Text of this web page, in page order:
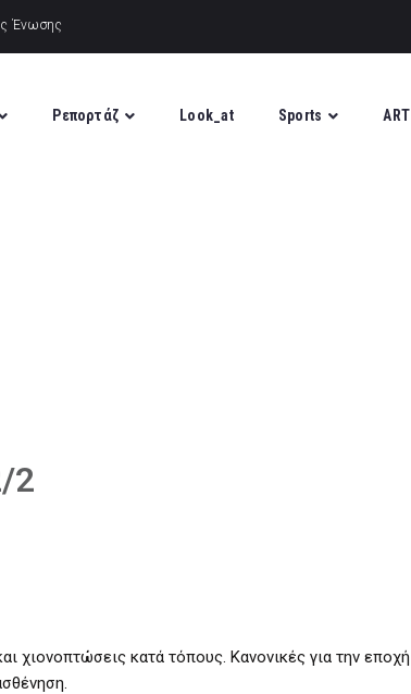
Ρεπορτάζ Look_at Sports ART
2
χιονοπτώσεις κατά τόπους. Κανονικές για την εποχή